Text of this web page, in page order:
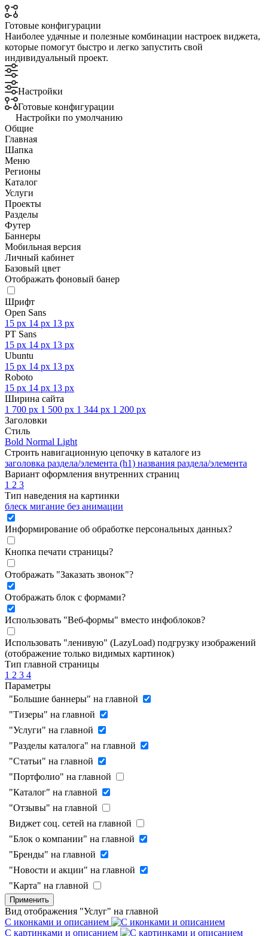
Готовые конфигурации
Наиболее удачные и полезные комбинации настроек виджета,
которые помогут быстро и легко запустить свой
индивидуальный проект.
Настройки
Готовые конфигурации
Настройки по умолчанию
Общие
Главная
Шапка
Меню
Регионы
Каталог
Услуги
Проекты
Разделы
Футер
Баннеры
Мобильная версия
Личный кабинет
Базовый цвет
Отображать фоновый банер
Шрифт
Open Sans
15 px 14 px 13 px
PT Sans
15 px 14 px 13 px
Ubuntu
15 px 14 px 13 px
Roboto
15 px 14 px 13 px
Ширина сайта
1 700 px 1 500 px 1 344 px 1 200 px
Заголовки
Стиль
Bold Normal Light
Строить навигационную цепочку в каталоге из
заголовка раздела/элемента (h1) названия раздела/элемента
Вариант оформления внутренних страниц
1 2 3
Тип наведения на картинки
блеск мигание без анимации
Информирование об обработке персональных данных?
Кнопка печати страницы?
Отображать "Заказать звонок"?
Отображать блок с формами?
Использовать "Веб-формы" вместо инфоблоков?
Использовать "ленивую" (LazyLoad) подгрузку изображений
(отображение только видимых картинок)
Тип главной страницы
1 2 3 4
Параметры
"Большие баннеры" на главной
"Тизеры" на главной
"Услуги" на главной
"Разделы каталога" на главной
"Статьи" на главной
"Портфолио" на главной
"Каталог" на главной
"Отзывы" на главной
Виджет соц. сетей на главной
"Блок о компании" на главной
"Бренды" на главной
"Новости и акции" на главной
"Карта" на главной
Применить
Вид отображения "Услуг" на главной
С иконками и описанием
С картинками и описанием